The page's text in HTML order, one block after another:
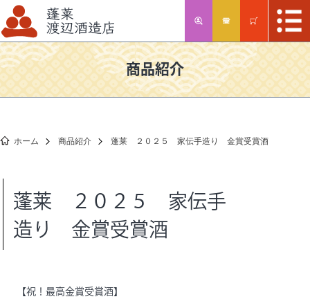
商品紹介
ホーム 商品紹介 蓬莱 ２０２５ 家伝手造り 金賞受賞酒
蓬莱 ２０２５ 家伝手
造り 金賞受賞酒
【祝！最高金賞受賞酒】